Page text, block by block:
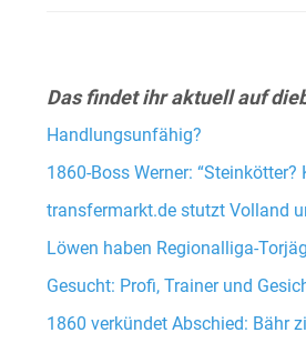
Das findet ihr aktuell auf
Handlungsunfähig?
1860-Boss Werner:
transfermarkt.de stutzt Volland
Löwen haben Regionalliga-
Gesucht: Profi, Trainer und
1860 verkündet Abschied: Bähr